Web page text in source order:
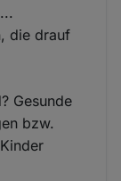
die drauf
Gesunde
bzw.